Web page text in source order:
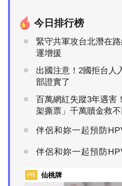
今日排行榜
緊守共軍攻台北潛在
運增援
出國注意！2國拒台人
部證實了
百萬網紅失蹤3年遇害
架撕票」千萬贖金救不
伴侶和妳一起預防
伴侶和妳一起預防
PR 仙桃牌